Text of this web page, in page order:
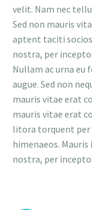
velit. Nam nec
Sed non mauris
aptent taciti
nostra, per
Nullam ac urna eu
augue. Sed non
mauris vitae erat
mauris vitae erat
litora torquent per
himenaeos.
nostra, per